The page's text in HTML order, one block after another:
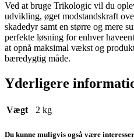
Ved at bruge Trikologic vil du
udvikling, øget modstandskraft
skadedyr samt en større og mere
perfekte løsning for enhver
at opnå maksimal vækst og
bæredygtig måde.
Yderligere
Vægt 2 kg
Du kunne muligvis også være